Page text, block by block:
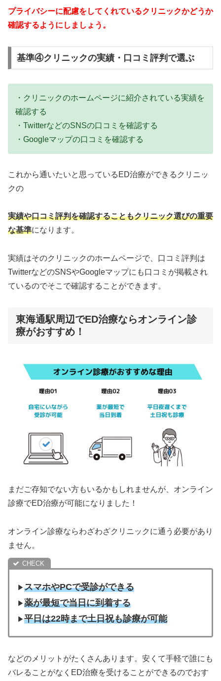
プライバシーに配慮をしてくれているクリニックかどうか
確認するようにしましょう。
基準④クリニックの実績・口コミ評判で選ぶ
・クリニックのホームページに紹介されている実績を
確認する
・TwitterなどのSNSの口コミを確認する
・Googleマップの口コミを確認する
これから通いたいと思っているED治療ができるクリニッ
クの
実績や口コミ評判を確認することもクリニック選びの重要
な基準になります。
実績はそのクリニックのホームページで、口コミ評判は
TwitterなどのSNSやGoogleマップにも口コミが掲載され
ているのでそこで確認することができます。
東海通駅周辺でED治療ならオンライン診
療がおすすめ！
まだご存知でない方もいるかもしれませんが、オンライン
診療でED治療が可能になりました！
オンライン診療ならわざわざクリニックに通う必要があり
ません。
▶︎スマホやPCで受診ができる
▶︎薬が最短で当日に到着する
▶︎平日は22時まで土日祝も診療が可能
などのメリットがたくさんあります。安くて手軽で誰にも
バレることがなくED治療を受けることができるのでおす